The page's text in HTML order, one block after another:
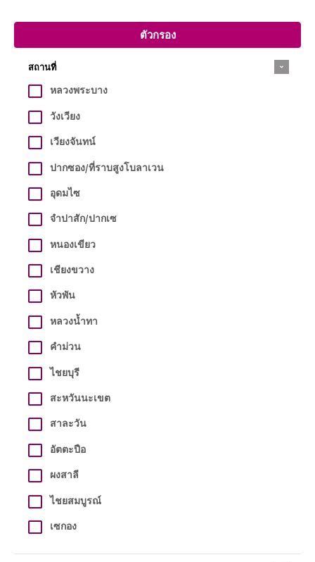
ตัวกรอง
สถานที่
หลวงพระบาง
วังเวียง
เวียงจันทน์
ปากซอง/ที่ราบสูงโบลาเวน
อุดมไซ
จำปาสัก/ปากเซ
หนองเขียว
เชียงขวาง
หัวพัน
หลวงน้ำทา
คำม่วน
ไชยบุรี
สะหวันนะเขต
สาละวัน
อัตตะปือ
ผงสาลี
ไชยสมบูรณ์
เซกอง